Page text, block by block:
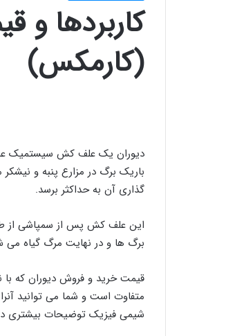
کاربردها
(کارمکس)
دیوران یک علف کش سیستمیک
باريک برگ در مزارع پنبه و نيشکر
گذاری آن به حداکثر برسد.
این علف کش پس از سمپاشی از
برگ ها و در نهایت مرگ گیاه می
قیمت خرید و فروش دیوران که با
متفاوت است و شما می توانید
شیمی فیزیک توضیحات بیشتری در